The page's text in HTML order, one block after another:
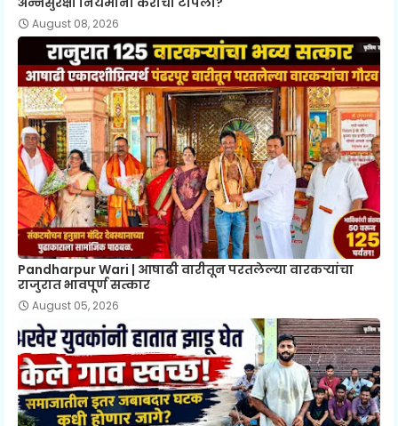
August 08, 2026
Pandharpur Wari | आषाढी वारीतून परतलेल्या वारकऱ्यांचा
राजुरात भावपूर्ण सत्कार
August 05, 2026